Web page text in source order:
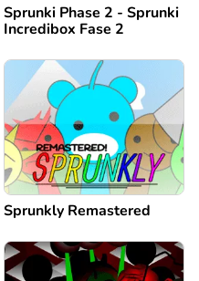
Sprunki Phase 2 - Sprunki
Incredibox Fase 2
Sprunkly Remastered